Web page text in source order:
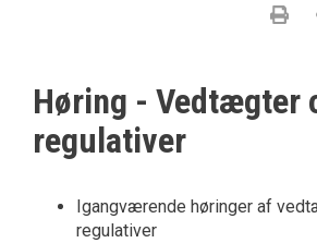
Høring - Vedtægter
regulativer
Igangværende høringer af
regulativer